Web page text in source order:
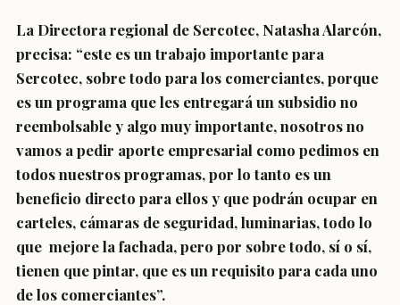
La Directora regional de Sercotec, Natasha Alarcón,
precisa: “este es un trabajo importante para
Sercotec, sobre todo para los comerciantes, porque
es un programa que les entregará un subsidio no
reembolsable y algo muy importante, nosotros no
vamos a pedir aporte empresarial como pedimos en
todos nuestros programas, por lo tanto es un
beneficio directo para ellos y que podrán ocupar en
carteles, cámaras de seguridad, luminarias, todo lo
que mejore la fachada, pero por sobre todo, sí o sí,
tienen que pintar, que es un requisito para cada uno
de los comerciantes”.